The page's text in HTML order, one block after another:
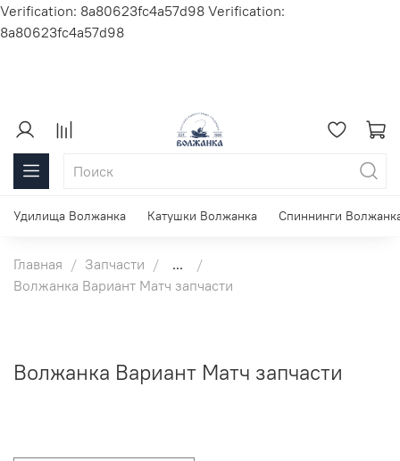
Verification: 8a80623fc4a57d98 Verification:
8a80623fc4a57d98
Удилища Волжанка Катушки Волжанка Спиннинги
Главная Запчасти
...
Волжанка Вариант Матч запчасти
Волжанка Вариант Матч запчасти